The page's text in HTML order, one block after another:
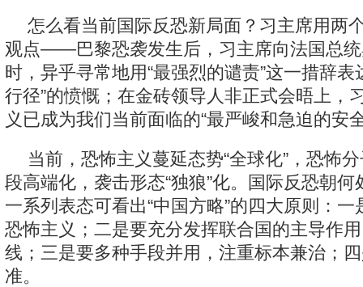
怎么看当前国际反恐新局面？习主席用两
观点——巴黎恐袭发生后，习主席向法国总
时，异乎寻常地用“最强烈的谴责”这一措辞表
行径”的愤慨；在金砖领导人非正式会晤上，
义已成为我们当前面临的“最严峻和急迫的安
当前，恐怖主义蔓延态势“全球化”，恐怖
段高端化，袭击形态“独狼”化。国际反恐朝
一系列表态可看出“中国方略”的四大原则：
恐怖主义；二是要充分发挥联合国的主导作
线；三是要多种手段并用，注重标本兼治；
准。